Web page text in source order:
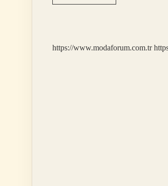
Ifadesi
https://www.modaforum.com.tr